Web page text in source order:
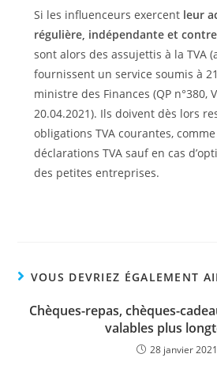
Si les influenceurs exercent leur
régulière, indépendante et
sont alors des assujettis à la TVA
fournissent un service soumis à
ministre des Finances (QP n°380,
20.04.2021). Ils doivent dès lors
obligations TVA courantes,
déclarations TVA sauf en cas
des petites entreprises.
VOUS DEVRIEZ ÉGALEMENT
Chèques-repas, chèques-
valables plus
28 janvier 2021